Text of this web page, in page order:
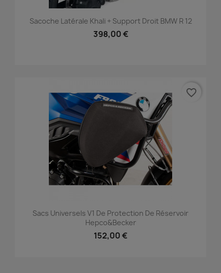
Sacoche Latérale Khali + Support Droit BMW R 12
398,00 €
Sacs Universels V1 De Protection De Réservoir
Hepco&Becker
152,00 €
favorite_border